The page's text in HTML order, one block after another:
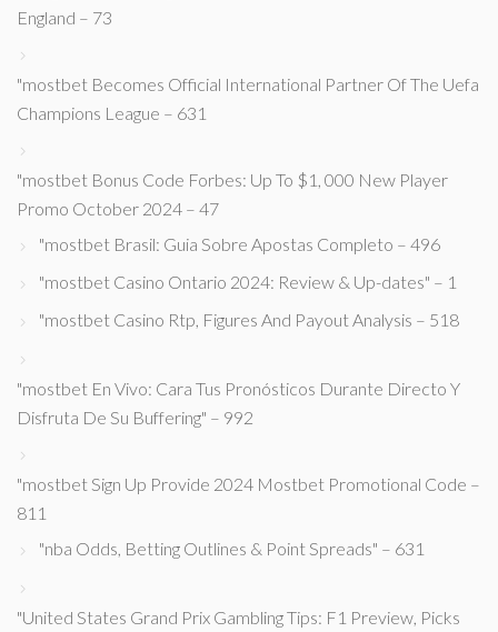
England – 73
"mostbet Becomes Official International Partner Of The Uefa
Champions League – 631
"mostbet Bonus Code Forbes: Up To $1, 000 New Player
Promo October 2024 – 47
"mostbet Brasil: Guia Sobre Apostas Completo – 496
"mostbet Casino Ontario 2024: Review & Up-dates" – 1
"mostbet Casino Rtp, Figures And Payout Analysis – 518
"mostbet En Vivo: Cara Tus Pronósticos Durante Directo Y
Disfruta De Su Buffering" – 992
"mostbet Sign Up Provide 2024 Mostbet Promotional Code –
811
"nba Odds, Betting Outlines & Point Spreads" – 631
"United States Grand Prix Gambling Tips: F1 Preview, Picks